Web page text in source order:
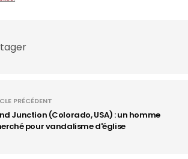
PRÉCÉDENT
Junction (Colorado, USA) : un homme
pour vandalisme d'église